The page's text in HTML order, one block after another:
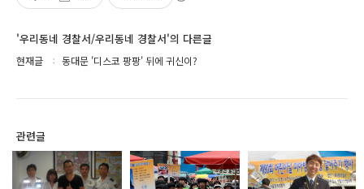
'우리동네 경찰서/우리동네 경찰서'의 다른글
현재글 동대문 '디스코 팡팡' 뒤에 귀신이?
관련글